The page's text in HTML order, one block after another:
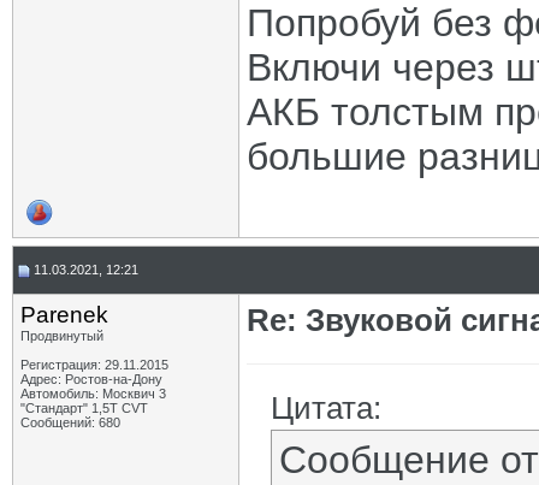
Попробуй без
Включи через
АКБ толстым
большие
11.03.2021, 12:21
Parenek
Продвинутый
Регистрация: 29.11.2015
Адрес: Ростов-на-Дону
Автомобиль: Москвич 3
"Стандарт" 1,5Т CVT
Сообщений: 680
Re: Звуковой
Цитата:
Сообщение